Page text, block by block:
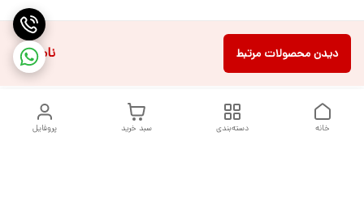
ناموجود دیدن محصولات مرتبط
پروفایل سبد خرید دسته‌بندی خانه